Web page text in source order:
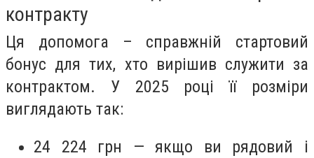
контракту
Ця допомога – справжній стартовий
бонус для тих, хто вирішив служити за
контрактом. У 2025 році її розміри
виглядають так:
24 224 грн — якщо ви рядовий і